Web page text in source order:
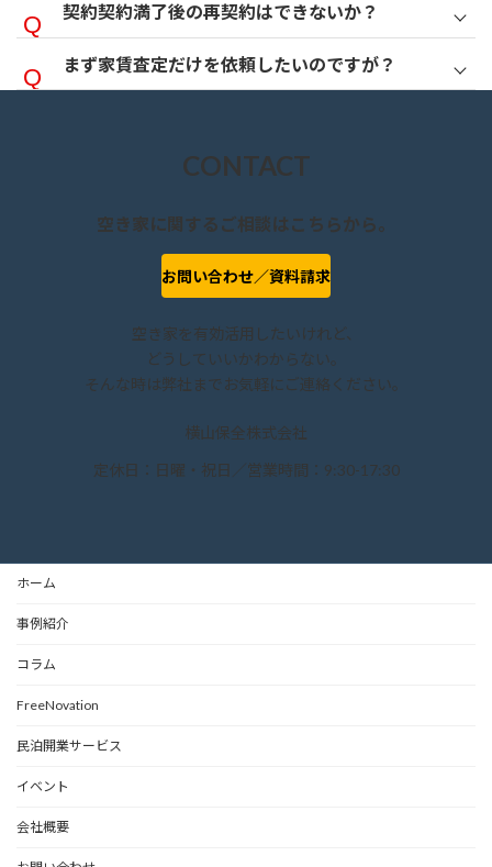
契約契約満了後の再契約はできないか？
まず家賃査定だけを依頼したいのですが？
CONTACT
空き家に関するご相談はこちらから。
お問い合わせ／資料請求
空き家を有効活用したいけれど、
どうしていいかわからない。
そんな時は弊社までお気軽にご連絡ください。
横山保全株式会社
定休日：日曜・祝日／営業時間：9:30-17:30
ホーム
事例紹介
コラム
FreeNovation
民泊開業サービス
イベント
会社概要